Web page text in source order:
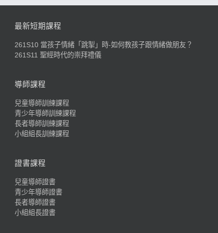
最新短期課程
261S10 當孩子情緒「跳掣」時-如何教孩子跟情緒做朋友？
261S11 聖經時代的崇拜禮儀
導師課程
兒童導師訓練課程
青少年導師訓練課程
長者導師訓練課程
小組組長訓練課程
證書課程
兒童導師證書
青少年導師證書
長者導師證書
小組組長證書